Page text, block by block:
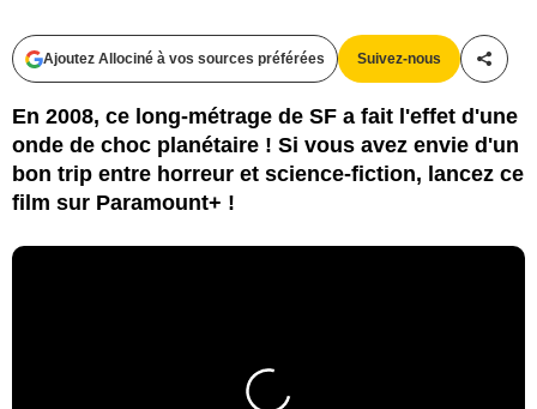
Ajoutez Allociné à vos sources préférées Suivez-nous
En 2008, ce long-métrage de SF a fait l'effet d'une
onde de choc planétaire ! Si vous avez envie d'un
bon trip entre horreur et science-fiction, lancez ce
film sur Paramount+ !